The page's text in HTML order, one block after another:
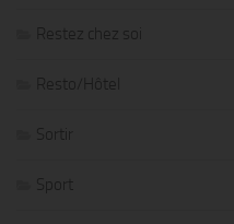
Restez chez soi
Resto/Hôtel
Sortir
Sport